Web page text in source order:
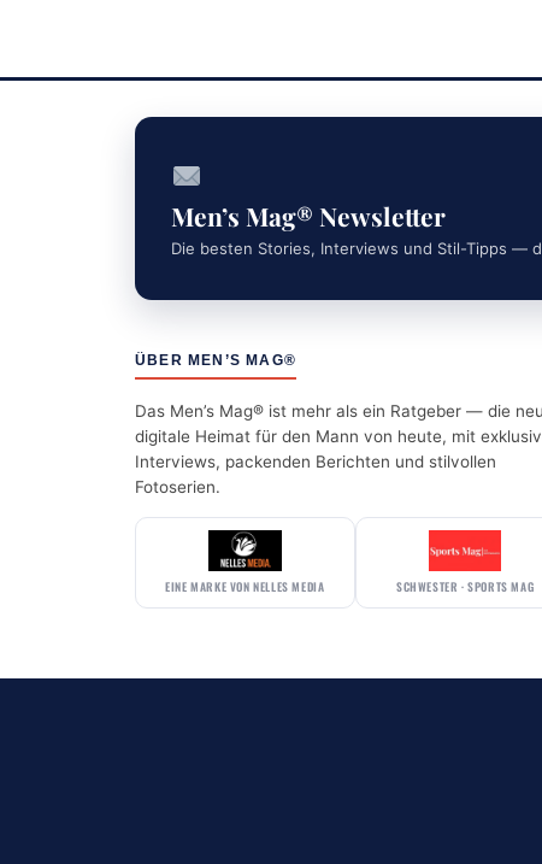
Men’s Mag® Newsletter
Die besten Stories, Interviews und Stil-Tipps —
ÜBER MEN’S MAG®
Das Men’s Mag® ist mehr als ein Ratgeber — die
digitale Heimat für den Mann von heute, mit
Interviews, packenden Berichten und stilvollen
Fotoserien.
EINE MARKE VON NELLES MEDIA SCHWESTER · SPORTS MAG